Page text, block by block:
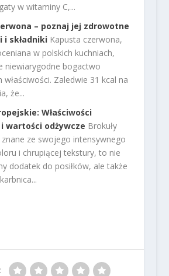
w witaminy C,...
– poznaj jej zdrowotne
i składniki Kapusta czerwona,
w polskich kuchniach,
niewiarygodne bogactwo
właściwości. Zaledwie 31 kcal na
że...
Właściwości
wartości odżywcze Brokuły
ze swojego intensywnego
i chrupiącej tekstury, to nie
dodatek do posiłków, ale także